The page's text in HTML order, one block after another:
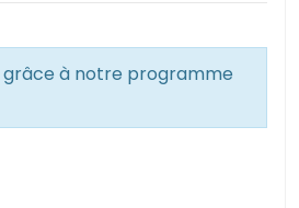
grâce à notre programme